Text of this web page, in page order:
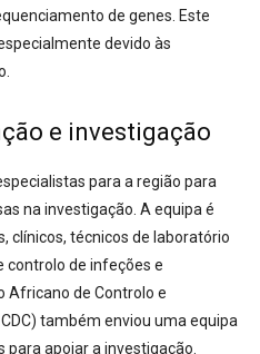
de genes. Este
devido às
e investigação
para a região para
na investigação. A equipa é
clínicos, técnicos de laboratório
controlo de infeções e
Africano de Controlo e
também enviou uma equipa
para apoiar a investigação.